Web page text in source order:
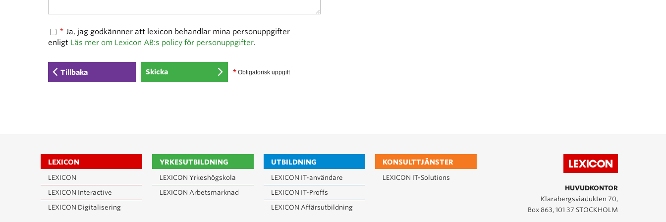
* Ja, jag godkännner att lexicon behandlar mina personuppgifter
enligt Läs mer om Lexicon AB:s policy för personuppgifter.
Tillbaka * Obligatorisk uppgift
LEXICON
LEXICON
LEXICON Interactive
LEXICON Digitalisering
YRKESUTBILDNING
LEXICON Yrkeshögskola
LEXICON Arbetsmarknad
UTBILDNING
LEXICON IT-användare
LEXICON IT-Proffs
LEXICON Affärsutbildning
KONSULTTJÄNSTER
LEXICON IT-Solutions
HUVUDKONTOR
Klarabergsviadukten 70,
Box 863, 101 37 STOCKHOLM